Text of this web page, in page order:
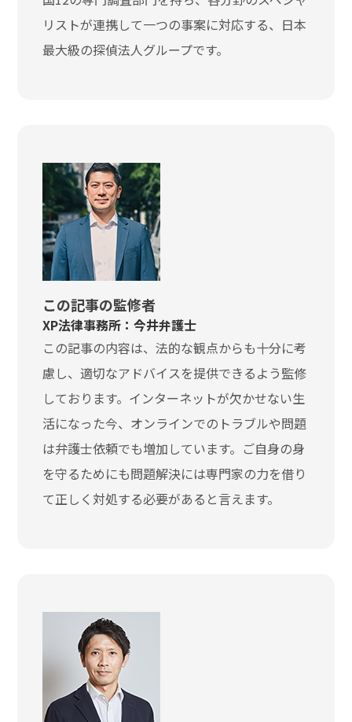
リストが連携して一つの事案に対応する、日本
最大級の探偵法人グループです。
この記事の監修者
XP法律事務所：今井弁護士
この記事の内容は、法的な観点からも十分に考
慮し、適切なアドバイスを提供できるよう監修
しております。インターネットが欠かせない生
活になった今、オンラインでのトラブルや問題
は弁護士依頼でも増加しています。ご自身の身
を守るためにも問題解決には専門家の力を借り
て正しく対処する必要があると言えます。